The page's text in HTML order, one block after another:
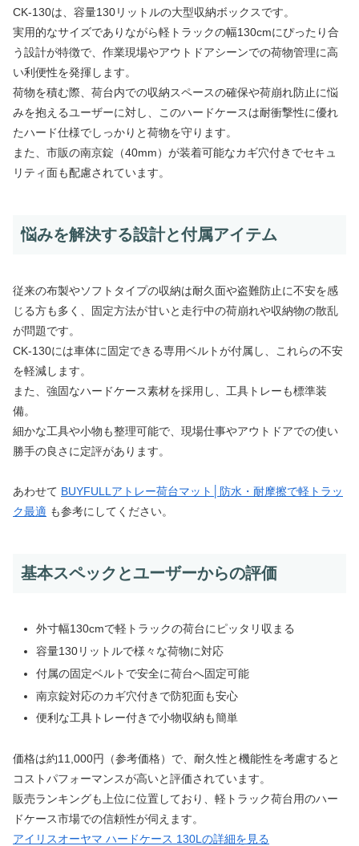
CK-130は、容量130リットルの大型収納ボックスです。
実用的なサイズでありながら軽トラックの幅130cmにぴったり合
う設計が特徴で、作業現場やアウトドアシーンでの荷物管理に高
い利便性を発揮します。
荷物を積む際、荷台内での収納スペースの確保や荷崩れ防止に悩
みを抱えるユーザーに対し、このハードケースは耐衝撃性に優れ
たハード仕様でしっかりと荷物を守ります。
また、市販の南京錠（40mm）が装着可能なカギ穴付きでセキュ
リティ面も配慮されています。
悩みを解決する設計と付属アイテム
従来の布製やソフトタイプの収納は耐久面や盗難防止に不安を感
じる方も多く、固定方法が甘いと走行中の荷崩れや収納物の散乱
が問題です。
CK-130には車体に固定できる専用ベルトが付属し、これらの不安
を軽減します。
また、強固なハードケース素材を採用し、工具トレーも標準装
備。
細かな工具や小物も整理可能で、現場仕事やアウトドアでの使い
勝手の良さに定評があります。
あわせて BUYFULLアトレー荷台マット│防水・耐摩擦で軽トラッ
ク最適 も参考にしてください。
基本スペックとユーザーからの評価
外寸幅130cmで軽トラックの荷台にピッタリ収まる
容量130リットルで様々な荷物に対応
付属の固定ベルトで安全に荷台へ固定可能
南京錠対応のカギ穴付きで防犯面も安心
便利な工具トレー付きで小物収納も簡単
価格は約11,000円（参考価格）で、耐久性と機能性を考慮すると
コストパフォーマンスが高いと評価されています。
販売ランキングも上位に位置しており、軽トラック荷台用のハー
ドケース市場での信頼性が伺えます。
アイリスオーヤマ ハードケース 130Lの詳細を見る